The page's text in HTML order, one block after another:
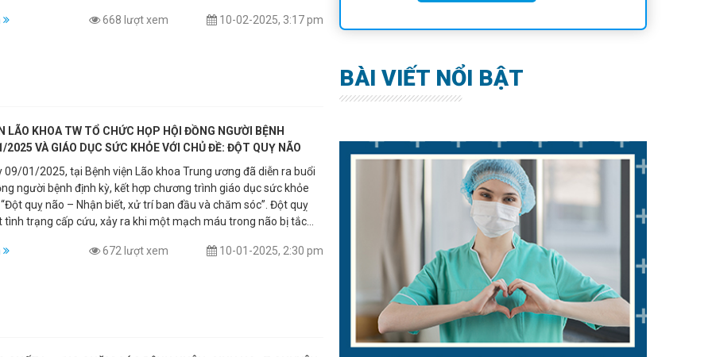
thành tích trong công tác. Tại Hội nghị ThS.Trần Thị
thành tích đáng ghi nhận. Các quy trình, quy chế chuyên môn
tâm, chú trọng và thực hiện bài bản, nghiêm túc. Tinh thần,
sóc, phục vụ người bệnh luôn được cộng đồng đánh giá cao.
tạo, nghiên cứu khoa học điều dưỡng đã từng bước được
về số lượng và chất lượng.
10-02-2025, 3:17 pm
668 lượt xem
LÃO KHOA TW TỔ CHỨC HỌP HỘI ĐỒNG NGƯỜI BỆNH
2025 VÀ GIÁO DỤC SỨC KHỎE VỚI CHỦ ĐỀ: ĐỘT QUỴ NÃO
09/01/2025, tại Bệnh viện Lão khoa Trung ương đã diễn ra buổi
người bệnh định kỳ, kết hợp chương trình giáo dục sức khỏe
quỵ não – Nhận biết, xử trí ban đầu và chăm sóc”. Đột quỵ
tình trạng cấp cứu, xảy ra khi một mạch máu trong não bị tắc
hiệu của đột quỵ và đưa bệnh nhân đến cơ sở y tế kịp thời là vô
10-01-2025, 2:30 pm
672 lượt xem
BÀI VIẾT NỔI BẬT